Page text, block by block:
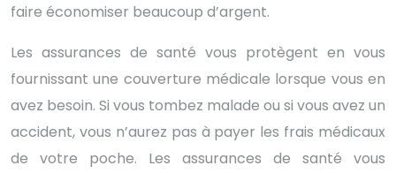
faire économiser beaucoup d’argent.
Les assurances de santé vous protègent en vous
fournissant une couverture médicale lorsque vous en
avez besoin. Si vous tombez malade ou si vous avez un
accident, vous n’aurez pas à payer les frais médicaux
de votre poche. Les assurances de santé vous